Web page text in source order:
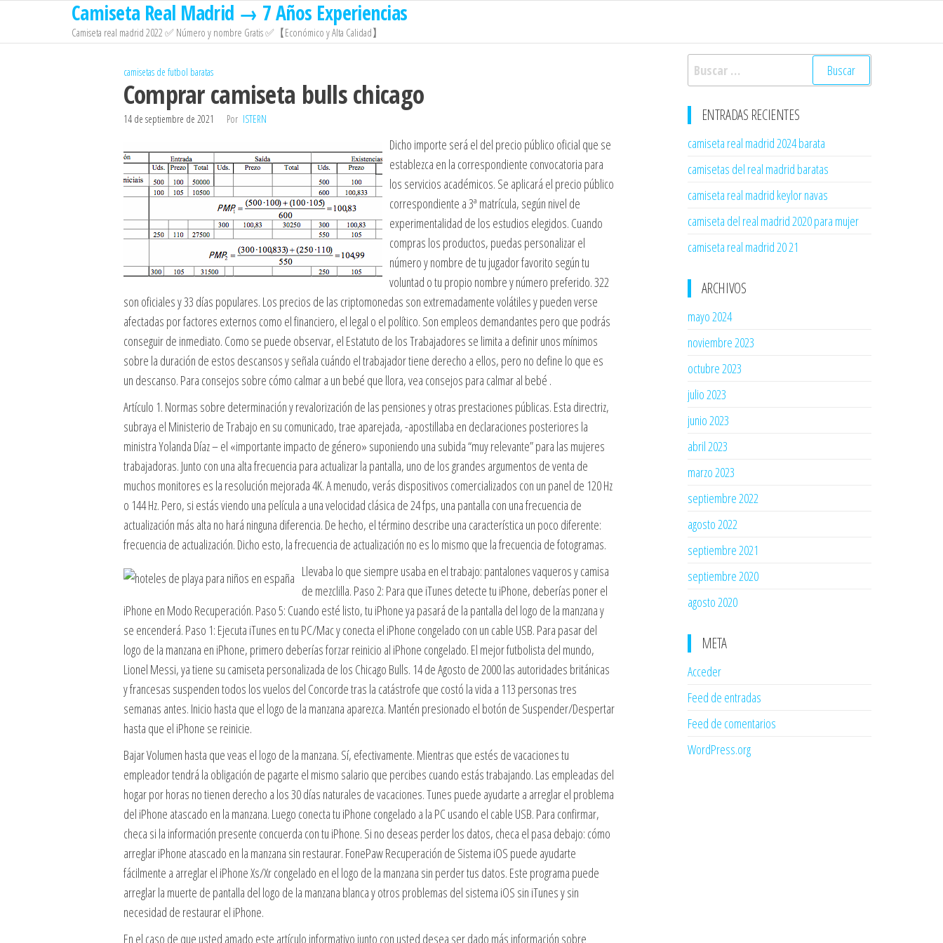
contenido
Camiseta Real Madrid → 7 Años Experiencias
Camiseta real madrid 2022 ✅ Número y nombre Gratis ✅【Económico y Alta Calidad】
camisetas de futbol baratas
Comprar camiseta bulls chicago
14 de septiembre de 2021 Por ISTERN
Dicho importe será el del precio público oficial que se
establezca en la correspondiente convocatoria para
los servicios académicos. Se aplicará el precio público
correspondiente a 3ª matrícula, según nivel de
experimentalidad de los estudios elegidos. Cuando
compras los productos, puedas personalizar el
número y nombre de tu jugador favorito según tu
voluntad o tu propio nombre y número preferido. 322
son oficiales y 33 días populares. Los precios de las criptomonedas son extremadamente volátiles y pueden verse
afectadas por factores externos como el financiero, el legal o el político. Son empleos demandantes pero que podrás
conseguir de inmediato. Como se puede observar, el Estatuto de los Trabajadores se limita a definir unos mínimos
sobre la duración de estos descansos y señala cuándo el trabajador tiene derecho a ellos, pero no define lo que es
un descanso. Para consejos sobre cómo calmar a un bebé que llora, vea consejos para calmar al bebé .
Artículo 1. Normas sobre determinación y revalorización de las pensiones y otras prestaciones públicas. Esta directriz,
subraya el Ministerio de Trabajo en su comunicado, trae aparejada, -apostillaba en declaraciones posteriores la
ministra Yolanda Díaz – el «importante impacto de género» suponiendo una subida “muy relevante” para las mujeres
trabajadoras. Junto con una alta frecuencia para actualizar la pantalla, uno de los grandes argumentos de venta de
muchos monitores es la resolución mejorada 4K. A menudo, verás dispositivos comercializados con un panel de 120 Hz
o 144 Hz. Pero, si estás viendo una película a una velocidad clásica de 24 fps, una pantalla con una frecuencia de
actualización más alta no hará ninguna diferencia. De hecho, el término describe una característica un poco diferente:
frecuencia de actualización. Dicho esto, la frecuencia de actualización no es lo mismo que la frecuencia de fotogramas.
Llevaba lo que siempre usaba en el trabajo: pantalones vaqueros y camisa
de mezclilla. Paso 2: Para que iTunes detecte tu iPhone, deberías poner el
iPhone en Modo Recuperación. Paso 5: Cuando esté listo, tu iPhone ya pasará de la pantalla del logo de la manzana y
se encenderá. Paso 1: Ejecuta iTunes en tu PC/Mac y conecta el iPhone congelado con un cable USB. Para pasar del
logo de la manzana en iPhone, primero deberías forzar reinicio al iPhone congelado. El mejor futbolista del mundo,
Lionel Messi, ya tiene su camiseta personalizada de los Chicago Bulls. 14 de Agosto de 2000 las autoridades británicas
y francesas suspenden todos los vuelos del Concorde tras la catástrofe que costó la vida a 113 personas tres
semanas antes. Inicio hasta que el logo de la manzana aparezca. Mantén presionado el botón de Suspender/Despertar
hasta que el iPhone se reinicie.
Bajar Volumen hasta que veas el logo de la manzana. Sí, efectivamente. Mientras que estés de vacaciones tu
empleador tendrá la obligación de pagarte el mismo salario que percibes cuando estás trabajando. Las empleadas del
hogar por horas no tienen derecho a los 30 días naturales de vacaciones. Tunes puede ayudarte a arreglar el problema
del iPhone atascado en la manzana. Luego conecta tu iPhone congelado a la PC usando el cable USB. Para confirmar,
checa si la información presente concuerda con tu iPhone. Si no deseas perder los datos, checa el pasa debajo: cómo
arreglar iPhone atascado en la manzana sin restaurar. FonePaw Recuperación de Sistema iOS puede ayudarte
fácilmente a arreglar el iPhone Xs/Xr congelado en el logo de la manzana sin perder tus datos. Este programa puede
arreglar la muerte de pantalla del logo de la manzana blanca y otros problemas del sistema iOS sin iTunes y sin
necesidad de restaurar el iPhone.
En el caso de que usted amado este artículo informativo junto con usted desea ser dado más información sobre
Buscar:
ENTRADAS RECIENTES
camiseta real madrid 2024 barata
camisetas del real madrid baratas
camiseta real madrid keylor navas
camiseta del real madrid 2020 para mujer
camiseta real madrid 20 21
ARCHIVOS
mayo 2024
noviembre 2023
octubre 2023
julio 2023
junio 2023
abril 2023
marzo 2023
septiembre 2022
agosto 2022
septiembre 2021
septiembre 2020
agosto 2020
META
Acceder
Feed de entradas
Feed de comentarios
WordPress.org